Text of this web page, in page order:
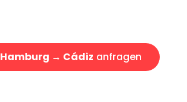
Hamburg → Cádiz anfragen